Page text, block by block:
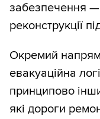
забезпечення —
реконструкції
Окремий
евакуаційна
принципово
які дороги